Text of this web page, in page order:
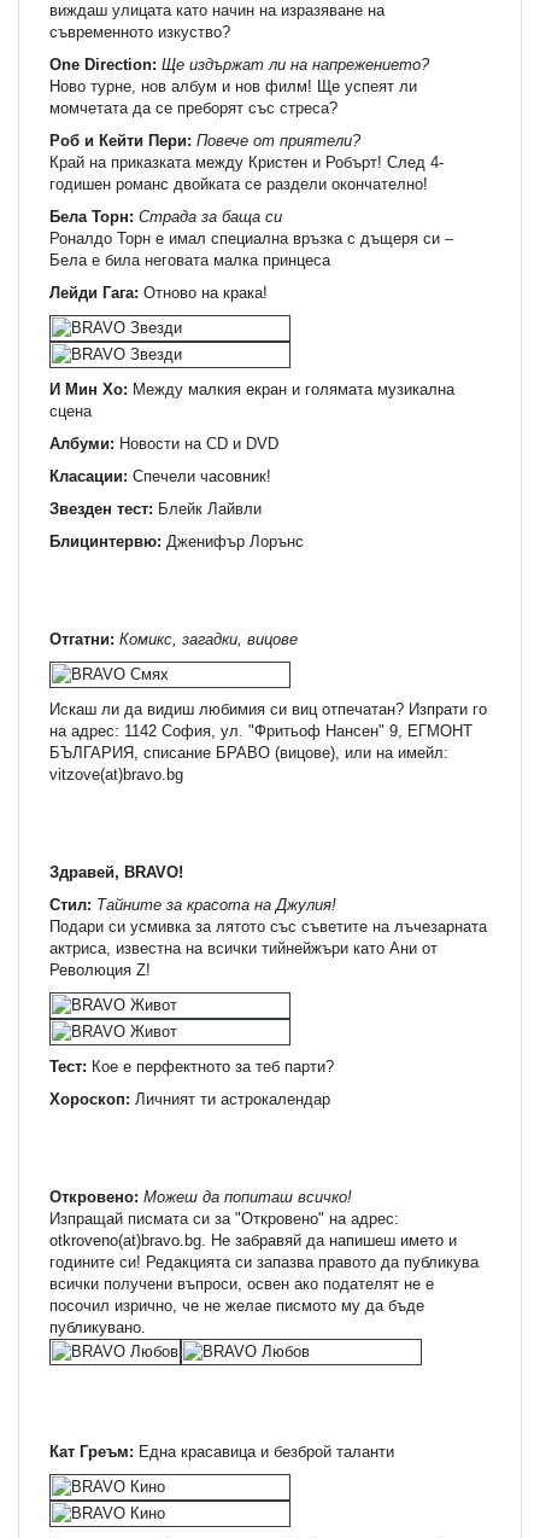
виждаш улицата като начин на изразяване на
съвременното изкуство?
One Direction: Ще издържат ли на напрежението?
Ново турне, нов албум и нов филм! Ще успеят ли
момчетата да се преборят със стреса?
Роб и Кейти Пери: Повече от приятели?
Край на приказката между Кристен и Робърт! След 4-
годишен романс двойката се раздели окончателно!
Бела Торн: Страда за баща си
Роналдо Торн е имал специална връзка с дъщеря си –
Бела е била неговата малка принцеса
Лейди Гага: Отново на крака!
И Мин Хо: Между малкия екран и голямата музикална
сцена
Албуми: Новости на CD и DVD
Класации: Спечели часовник!
Звезден тест: Блейк Лайвли
Блицинтервю: Дженифър Лорънс
Отгатни: Комикс, загадки, вицове
Искаш ли да видиш любимия си виц отпечатан? Изпрати го
на адрес: 1142 София, ул. "Фритьоф Нансен" 9, ЕГМОНТ
БЪЛГАРИЯ, списание БРАВО (вицове), или на имейл:
vitzove(at)bravo.bg
Здравей, BRAVO!
Стил: Тайните за красота на Джулия!
Подари си усмивка за лятото със съветите на лъчезарната
актриса, известна на всички тийнейжъри като Ани от
Революция Z!
Тест: Кое е перфектното за теб парти?
Хороскоп: Личният ти астрокалендар
Откровено: Можеш да попиташ всичко!
Изпращай писмата си за "Откровено" на адрес:
otkroveno(at)bravo.bg. Не забравяй да напишеш името и
годините си! Редакцията си запазва правото да публикува
всички получени въпроси, освен ако подателят не е
посочил изрично, че не желае писмото му да бъде
публикувано.
Кат Греъм: Една красавица и безброй таланти